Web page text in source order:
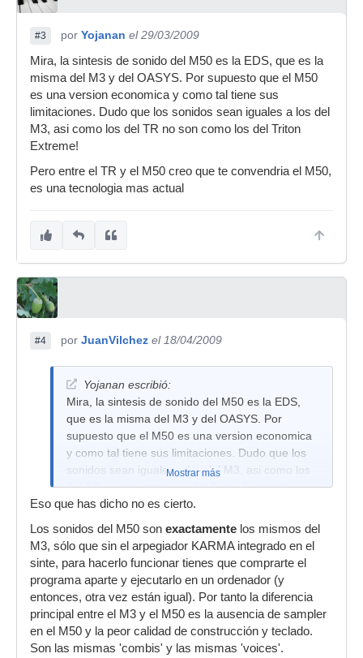
#3 por Yojanan el 29/03/2009
Mira, la sintesis de sonido del M50 es la EDS, que es la
misma del M3 y del OASYS. Por supuesto que el M50
es una version economica y como tal tiene sus
limitaciones. Dudo que los sonidos sean iguales a los del
M3, asi como los del TR no son como los del Triton
Extreme!
Pero entre el TR y el M50 creo que te convendria el M50,
es una tecnologia mas actual
#4 por JuanVilchez el 18/04/2009
Yojanan escribió:
Mira, la sintesis de sonido del M50 es la EDS,
que es la misma del M3 y del OASYS. Por
supuesto que el M50 es una version economica
y como tal tiene sus limitaciones. Dudo que los
sonidos sean iguales a los del M3, asi como los
del TR no son como los del Triton Extreme!
Pero entre el TR y el M50 creo que te
convendria el M50, es una tecnologia mas actual
Mostrar más
Eso que has dicho no es cierto.
Los sonidos del M50 son exactamente los mismos del
M3, sólo que sin el arpegiador KARMA integrado en el
sinte, para hacerlo funcionar tienes que comprarte el
programa aparte y ejecutarlo en un ordenador (y
entonces, otra vez están igual). Por tanto la diferencia
principal entre el M3 y el M50 es la ausencia de sampler
en el M50 y la peor calidad de construcción y teclado.
Son las mismas 'combis' y las mismas 'voices'.